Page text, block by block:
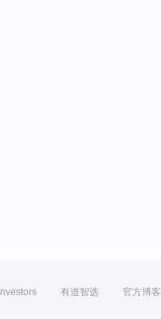
Investors 有道智选 官方博客